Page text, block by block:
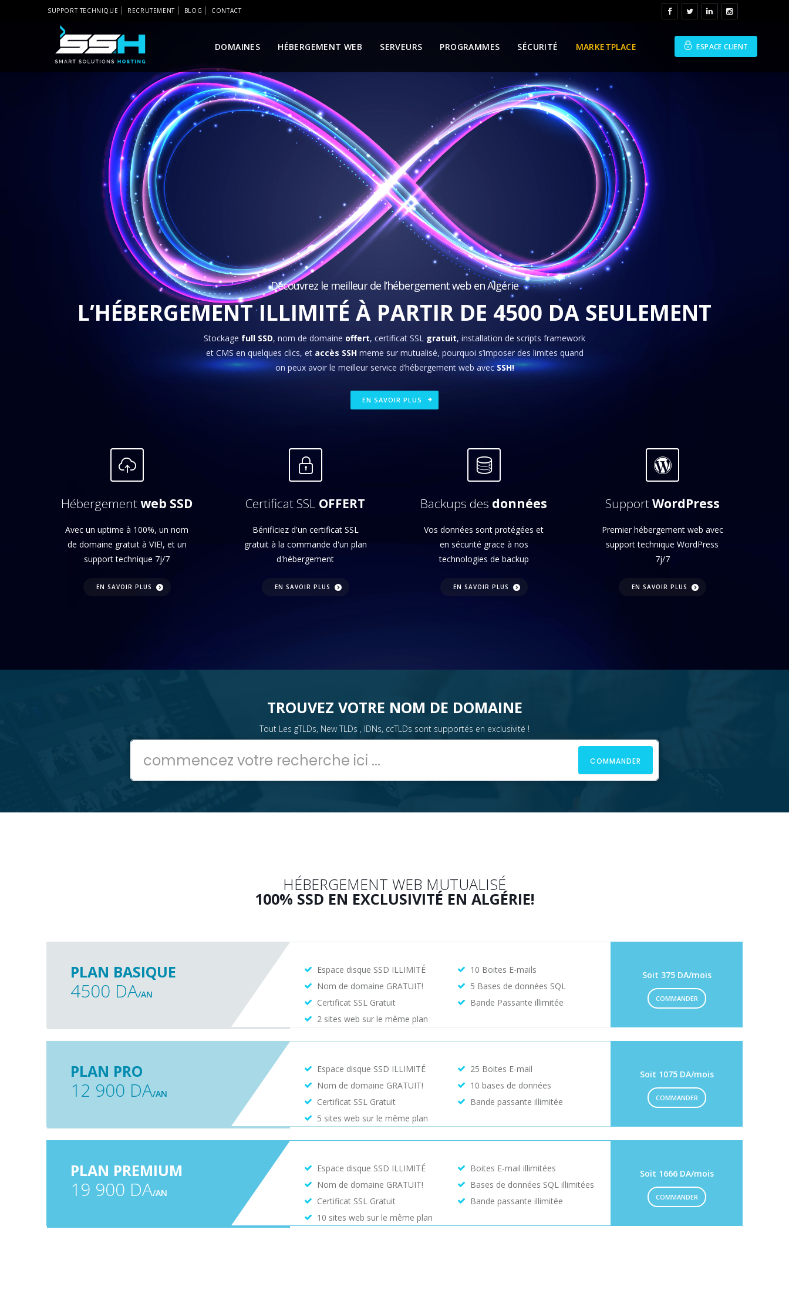
SUPPORT TECHNIQUE RECRUTEMENT BLOG CONTACT
DOMAINES HÉBERGEMENT WEB SERVEURS PROGRAMMES SÉCURITÉ MARKETPLACE ESPACE CLIENT
Découvrez le meilleur de l’hébergement web en Algérie
L’HÉBERGEMENT ILLIMITÉ À PARTIR DE 4500 DA SEULEMENT
Stockage full SSD, nom de domaine offert, certificat SSL gratuit, installation de scripts framework
et CMS en quelques clics, et accès SSH meme sur mutualisé, pourquoi s’imposer des limites quand
on peux avoir le meilleur service d’hébergement web avecSSH!
EN SAVOIR PLUS
Hébergementweb SSD
Avec un uptime à 100%, un nom
de domaine gratuit à VIE!, et un
support technique 7j/7
EN SAVOIR PLUS
Certificat SSL OFFERT
Bénificiez d'un certificat SSL
gratuit à la commande d'un plan
d'hébergement
EN SAVOIR PLUS
Backups des données
Vos données sont protégées et
en sécurité grace à nos
technologies de backup
EN SAVOIR PLUS
SupportWordPress
Premier hébergement web avec
support technique WordPress
7j/7
EN SAVOIR PLUS
TROUVEZ VOTRE NOM DE DOMAINE
Tout Les gTLDs, New TLDs , IDNs, ccTLDs sont supportés en exclusivité !
COMMANDER
HÉBERGEMENT WEB MUTUALISÉ
100% SSD EN EXCLUSIVITÉ EN ALGÉRIE!
PLAN BASIQUE
4500 DA/AN
Espace disque SSD ILLIMITÉ
10 Boites E-mails
Nom de domaine GRATUIT!
5 Bases de données SQL
Certificat SSL Gratuit
Bande Passante illimitée
2 sites web sur le même plan
Soit 375 DA/mois
COMMANDER
PLAN PRO
12 900 DA/AN
Espace disque SSD ILLIMITÉ
25 Boites E-mail
Nom de domaine GRATUIT!
10 bases de données
Certificat SSL Gratuit
Bande passante illimitée
5 sites web sur le même plan
Soit 1075 DA/mois
COMMANDER
PLAN PREMIUM
19 900 DA/AN
Espace disque SSD ILLIMITÉ
Boites E-mail illimitées
Nom de domaine GRATUIT!
Bases de données SQL illimitées
Certificat SSL Gratuit
Bande passante illimitée
10 sites web sur le même plan
Soit 1666 DA/mois
COMMANDER